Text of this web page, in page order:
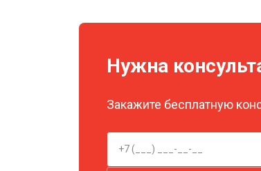
Нужна
Закажите бесплатную